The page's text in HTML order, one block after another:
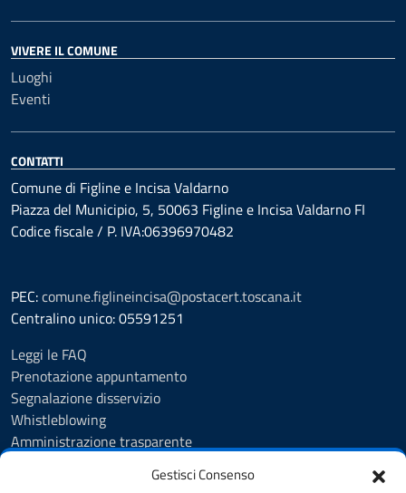
Gestisci Consenso
VIVERE IL COMUNE
Luoghi
Eventi
CONTATTI
Comune di Figline e Incisa Valdarno
Piazza del Municipio, 5, 50063 Figline e Incisa Valdarno FI
Codice fiscale / P. IVA:06396970482
PEC:comune.figlineincisa@postacert.toscana.it
Centralino unico: 05591251
Leggi le FAQ
Prenotazione appuntamento
Segnalazione disservizio
Whistleblowing
Amministrazione trasparente